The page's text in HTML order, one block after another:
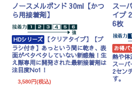
ノースメルボンド 30ml【かつ
ら用接着剤】
HDシリーズ
【クリアタイプ】【ブ
ラシ付き】あっという間に乾き、表
面がベタベタしていない新感触！生
え際専用に開発された最新接着剤は
注目度No1！
3,580円(税込)
スー
イプ
6枚
お得パ
熱や体
スー
2セン
す。